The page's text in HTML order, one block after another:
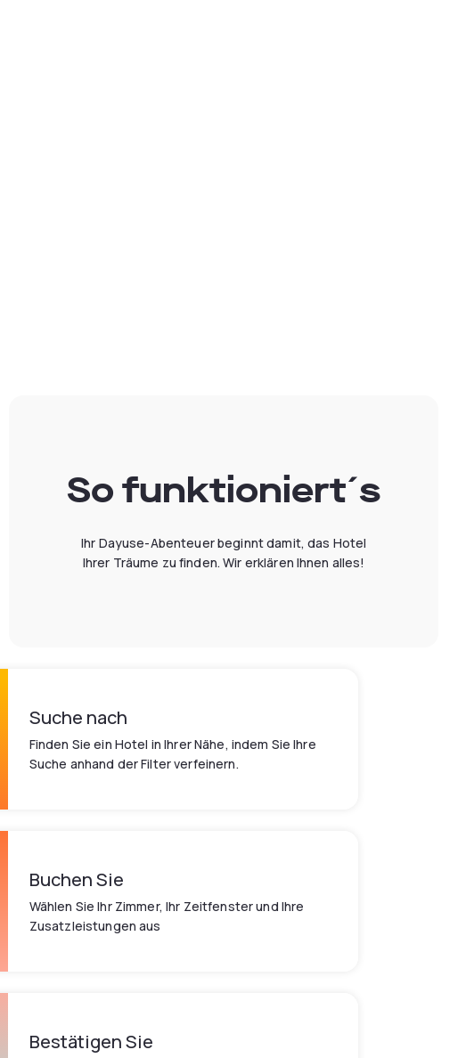
So funktioniert´s
Ihr Dayuse-Abenteuer beginnt damit, das Hotel
Ihrer Träume zu finden. Wir erklären Ihnen alles!
Suche nach
Finden Sie ein Hotel in Ihrer Nähe, indem Sie Ihre
Suche anhand der Filter verfeinern.
Buchen Sie
Wählen Sie Ihr Zimmer, Ihr Zeitfenster und Ihre
Zusatzleistungen aus
Bestätigen Sie